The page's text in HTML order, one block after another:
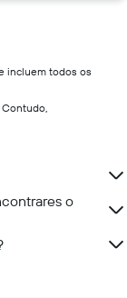
incluem todos os
Contudo,
o